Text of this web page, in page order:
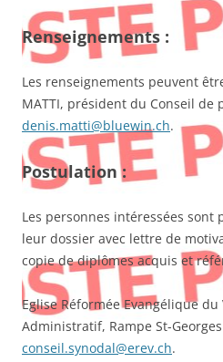
Renseignements :
Les renseignements peuvent
MATTI, président du Conseil de
denis.matti@bluewin.ch.
Postulation :
Les personnes intéressées
leur dossier avec lettre de
copie de diplômes acquis et
Eglise Réformée Evangélique du
Administratif, Rampe St-
conseil.synodal@erev.ch.